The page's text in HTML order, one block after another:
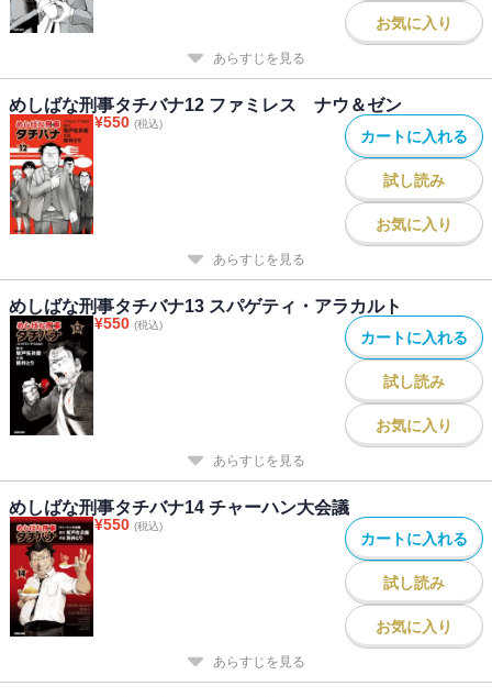
お気に入り
あらすじを見る
めしばな刑事タチバナ12 ファミレス ナウ＆ゼン
¥550 (税込)
カートに入れる
試し読み
お気に入り
あらすじを見る
めしばな刑事タチバナ13 スパゲティ・アラカルト
¥550 (税込)
カートに入れる
試し読み
お気に入り
あらすじを見る
めしばな刑事タチバナ14 チャーハン大会議
¥550 (税込)
カートに入れる
試し読み
お気に入り
あらすじを見る